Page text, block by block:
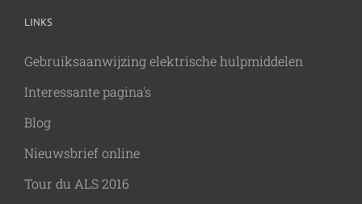
LINKS
Gebruiksaanwijzing elektrische hulpmiddelen
Interessante pagina's
Blog
Nieuwsbrief online
Tour du ALS 2016